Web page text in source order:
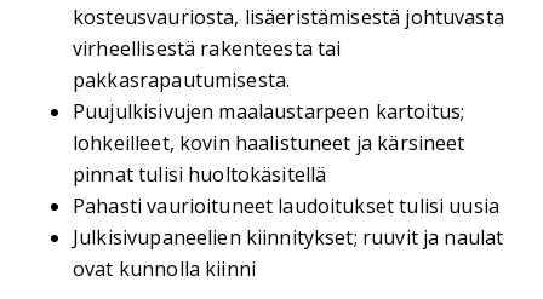
kosteusvauriosta, lisäeristämisestä johtuvasta
virheellisestä rakenteesta tai
pakkasrapautumisesta.
Puujulkisivujen maalaustarpeen kartoitus;
lohkeilleet, kovin haalistuneet ja kärsineet
pinnat tulisi huoltokäsitellä
Pahasti vaurioituneet laudoitukset tulisi uusia
Julkisivupaneelien kiinnitykset; ruuvit ja naulat
ovat kunnolla kiinni